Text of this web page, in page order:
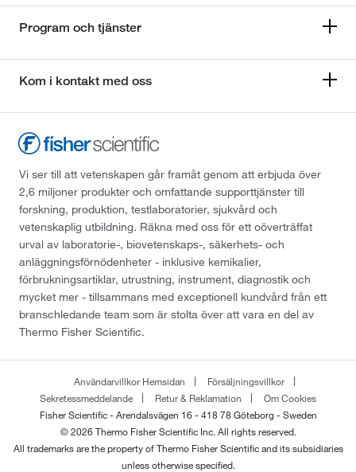
Program och tjänster
Kom i kontakt med oss
Vi ser till att vetenskapen går framåt genom att erbjuda över
2,6 miljoner produkter och omfattande supporttjänster till
forskning, produktion, testlaboratorier, sjukvård och
vetenskaplig utbildning. Räkna med oss för ett oöverträffat
urval av laboratorie-, biovetenskaps-, säkerhets- och
anläggningsförnödenheter - inklusive kemikalier,
förbrukningsartiklar, utrustning, instrument, diagnostik och
mycket mer - tillsammans med exceptionell kundvård från ett
branschledande team som är stolta över att vara en del av
Thermo Fisher Scientific.
Användarvillkor Hemsidan
Försäljningsvillkor
Sekretessmeddelande
Retur & Reklamation
Om Cookies
Fisher Scientific - Arendalsvägen 16 - 418 78 Göteborg - Sweden
© 2026 Thermo Fisher Scientific Inc. All rights reserved.
All trademarks are the property of Thermo Fisher Scientific and its subsidiaries
unless otherwise specified.